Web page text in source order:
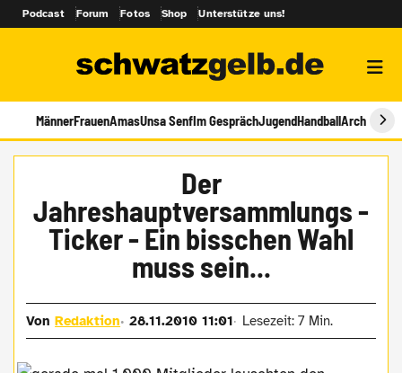
Podcast Forum Fotos Shop Unterstütze uns!
MännerFrauenAmasUnsa SenfIm GesprächJugendHandballArchiv
Der
Jahreshauptversammlungs -
Ticker - Ein bisschen Wahl
muss sein...
VonRedaktion 28.11.2010 11:01 Lesezeit: 7 Min.